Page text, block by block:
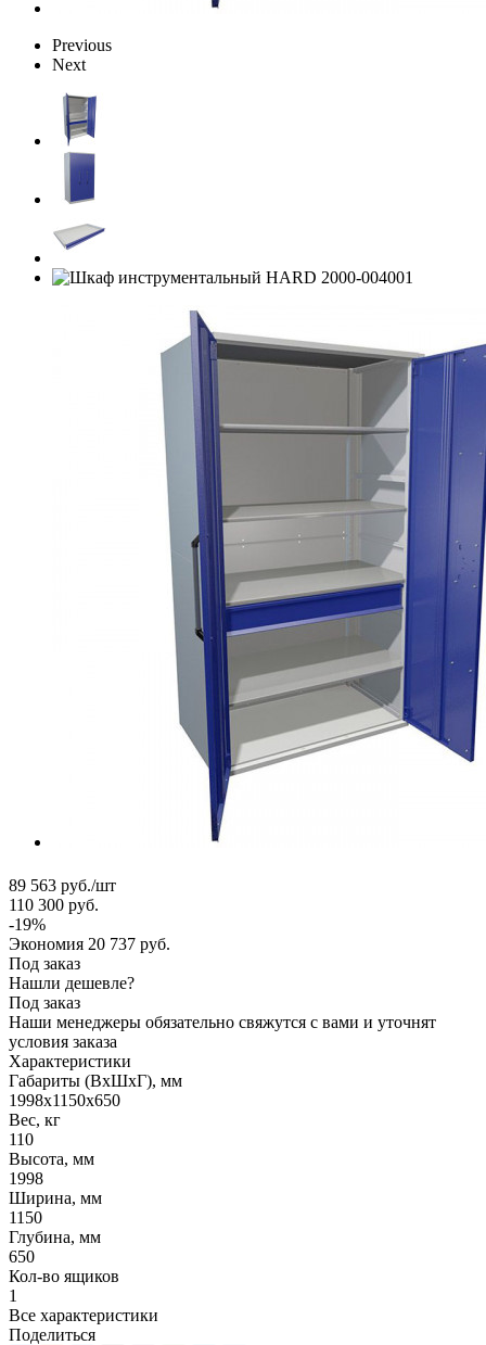
Previous
Next
89 563 руб./шт
110 300 руб.
-19%
Экономия 20 737 руб.
Под заказ
Нашли дешевле?
Под заказ
Наши менеджеры обязательно свяжутся с вами и уточнят
условия заказа
Характеристики
Габариты (ВxШxГ), мм
1998x1150x650
Вес, кг
110
Высота, мм
1998
Ширина, мм
1150
Глубина, мм
650
Кол-во ящиков
1
Все характеристики
Поделиться